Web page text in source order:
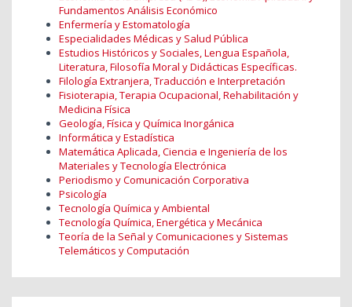
Fundamentos Análisis Económico
Enfermería y Estomatología
Especialidades Médicas y Salud Pública
Estudios Históricos y Sociales, Lengua Española,
Literatura, Filosofía Moral y Didácticas Específicas.
Filología Extranjera, Traducción e Interpretación
Fisioterapia, Terapia Ocupacional, Rehabilitación y
Medicina Física
Geología, Física y Química Inorgánica
Informática y Estadística
Matemática Aplicada, Ciencia e Ingeniería de los
Materiales y Tecnología Electrónica
Periodismo y Comunicación Corporativa
Psicología
Tecnología Química y Ambiental
Tecnología Química, Energética y Mecánica
Teoría de la Señal y Comunicaciones y Sistemas
Telemáticos y Computación